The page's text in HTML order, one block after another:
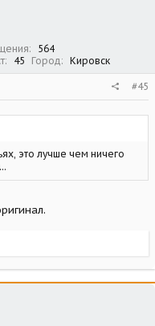
564
45 Город Кировск
#45
это лучше чем ничего